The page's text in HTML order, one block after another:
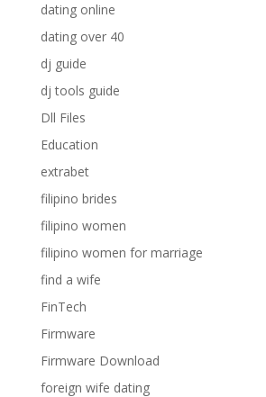
dating online
dating over 40
dj guide
dj tools guide
Dll Files
Education
extrabet
filipino brides
filipino women
filipino women for marriage
find a wife
FinTech
Firmware
Firmware Download
foreign wife dating